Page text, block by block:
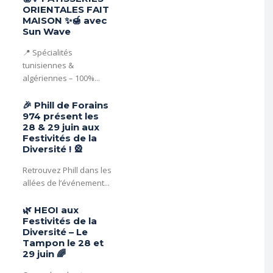
ORIENTALES FAIT
MAISON ✨🍯 avec
Sun Wave
📍 Spécialités
tunisiennes &
algériennes – 100%...
🎉 Phill de Forains
974 présent les
28 & 29 juin aux
Festivités de la
Diversité ! 🎡
Retrouvez Phill dans les
allées de l’événement...
🌿 HEOI aux
Festivités de la
Diversité – Le
Tampon le 28 et
29 juin 🌈